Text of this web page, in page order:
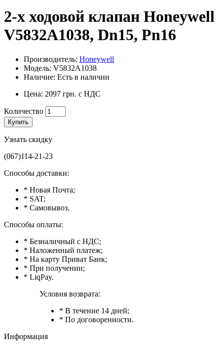
2-х ходовой клапан Honeywell
V5832A1038, Dn15, Pn16
Производитель: Honeywell
Модель: V5832A1038
Наличие: Есть в наличии
Цена: 2097 грн. с НДС
Количество
Купить
Узнать скидку
(067)114-21-23
Способы доставки:
* Новая Почта;
* SAT;
* Самовывоз.
Способы оплаты:
* Безналичный с НДС;
* Наложенный платеж;
* На карту Приват Банк;
* При получении;
* LiqPay.
Условия возврата:
* В течение 14 дней;
* По договоренности.
Информация